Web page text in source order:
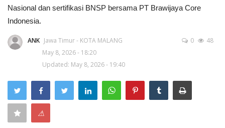
Warkop Digital
Pelanggaran
Ketertiban
Keamanan
Kejahatan
Nasional dan sertifikasi BNSP bersama PT Brawijaya Core
Indonesia.
ANK Jawa Timur - KOTA MALANG
May 8, 2026 - 18:20
Updated: May 8, 2026 - 19:40
0 48
⚠